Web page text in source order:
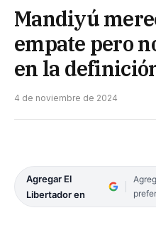
Mandiyú
empate pero
en la
4 de noviembre de 2024
Agregar El
Libertador en